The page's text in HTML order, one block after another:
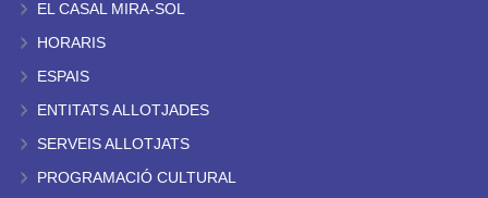
EL CASAL MIRA-SOL
HORARIS
ESPAIS
ENTITATS ALLOTJADES
SERVEIS ALLOTJATS
PROGRAMACIÓ CULTURAL